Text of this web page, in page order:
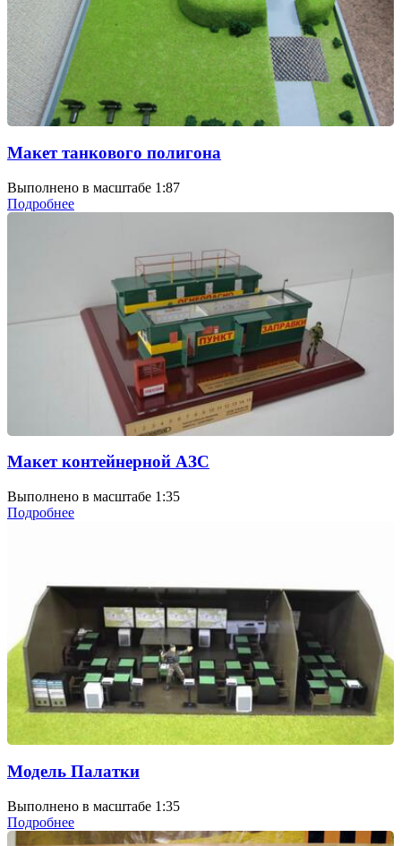
Макет танкового полигона
Выполнено в масштабе 1:87
Подробнее
Макет контейнерной АЗС
Выполнено в масштабе 1:35
Подробнее
Модель Палатки
Выполнено в масштабе 1:35
Подробнее